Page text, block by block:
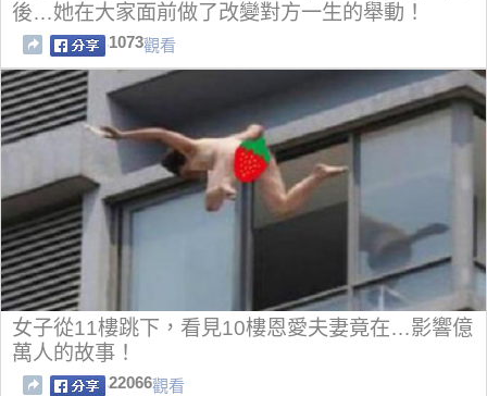
後…她在大家面前做了改變對方一生的舉動！
1073觀看
女子從11樓跳下，看見10樓恩愛夫妻竟在…影響億
萬人的故事！
22066觀看